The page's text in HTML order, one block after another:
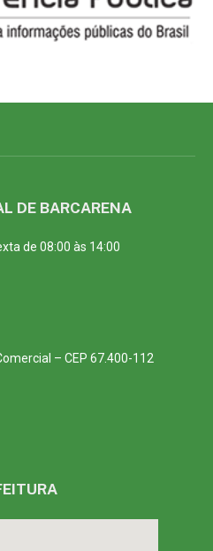
DE BARCARENA
de 08:00 às 14:00
– CEP 67.400-112